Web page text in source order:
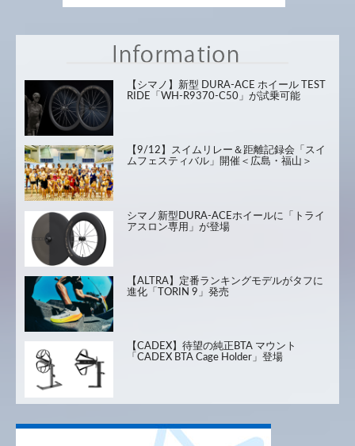
【シマノ】新型 DURA-ACE ホイール TEST
RIDE「WH-R9370-C50」が試乗可能
【9/12】スイムリレー＆距離記録会「スイ
ムフェスティバル」開催＜広島・福山＞
シマノ新型DURA-ACEホイールに「トライ
アスロン専用」が登場
【ALTRA】定番ランキングモデルがタフに
進化「TORIN 9」発売
【CADEX】待望の純正BTA マウント
「CADEX BTA Cage Holder」登場